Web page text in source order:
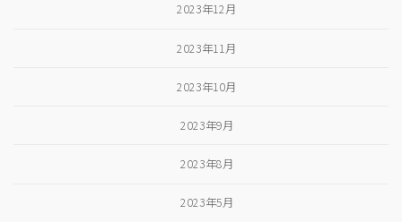
2023年12月
2023年11月
2023年10月
2023年9月
2023年8月
2023年5月